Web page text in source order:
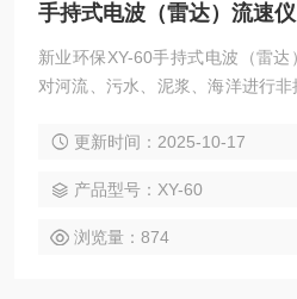
手持式电波（雷达）流速仪
新业环保XY-60手持式电波（雷达
对河流、污水、泥浆、海洋进行
积小巧、手持式操作、电池供电
受污水腐蚀、不受泥沙干扰，并
何设置，一键操作即可实现水平
的修正测量，使用非常便捷。
更新时间：2025-10-17
产品型号：XY-60
浏览量：874